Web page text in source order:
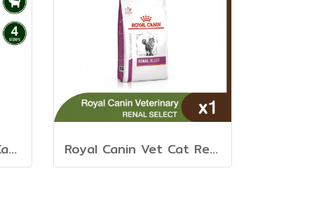
Royal Canin Vet Cat Early Renal - อาหารเม็ดแมวสูตรดูแลไต ระยะเริ่มต้น Royal Canin Vet Cat Renal Select - อาหารเม็ดแมวสูตรดูแลไต